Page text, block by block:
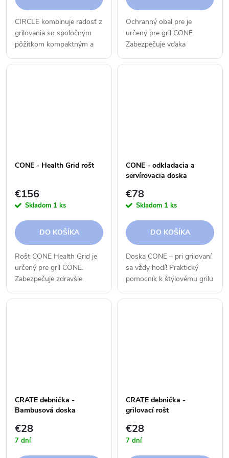
CIRCLE kombinuje radosť z
grilovania so spoločným
pôžitkom kompaktným a
spôsobom a prináša
Ochranný obal pre je
určený pre gril CONE.
Zabezpečuje vďaka
dlhšiu životnosť.
CONE - Health Grid rošt
€156
Skladom 1 ks
DO KOŠÍKA
Rošt CONE Health Grid je
určený pre gril CONE.
Zabezpečuje zdravšie
špecifickej chute, ktoré
CONE - odkladacia a
servírovacia doska
€78
Skladom 1 ks
DO KOŠÍKA
Doska CONE – pri grilovaní
sa vždy hodí! Praktický
pomocník k štýlovému grilu
CRATE debnička -
Bambusová doska
€28
7 dní
CRATE debnička -
grilovací rošt
€28
7 dní